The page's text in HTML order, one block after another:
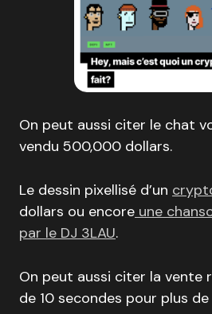
On peut aussi citer le chat
vendu 500,000 dollars.
Le dessin pixellisé d’un
dollars ou encore une
par le DJ 3LAU.
On peut aussi citer la vente
de 10 secondes pour plus